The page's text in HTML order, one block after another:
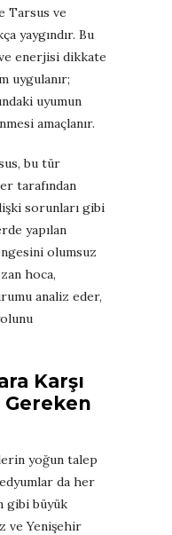
Tarsus ve
yaygındır. Bu
enerjisi dikkate
uygulanır;
uyumun
amaçlanır.
bu tür
tarafından
sorunları gibi
yapılan
olumsuz
hoca,
analiz eder,
Karşı
yoğun talep
da her
gibi büyük
ve Yenişehir